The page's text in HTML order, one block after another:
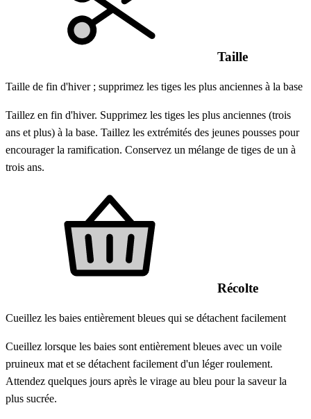
Taille
Taille de fin d'hiver ; supprimez les tiges les plus anciennes à la base
Taillez en fin d'hiver. Supprimez les tiges les plus anciennes (trois
ans et plus) à la base. Taillez les extrémités des jeunes pousses pour
encourager la ramification. Conservez un mélange de tiges de un à
trois ans.
Récolte
Cueillez les baies entièrement bleues qui se détachent facilement
Cueillez lorsque les baies sont entièrement bleues avec un voile
pruineux mat et se détachent facilement d'un léger roulement.
Attendez quelques jours après le virage au bleu pour la saveur la
plus sucrée.